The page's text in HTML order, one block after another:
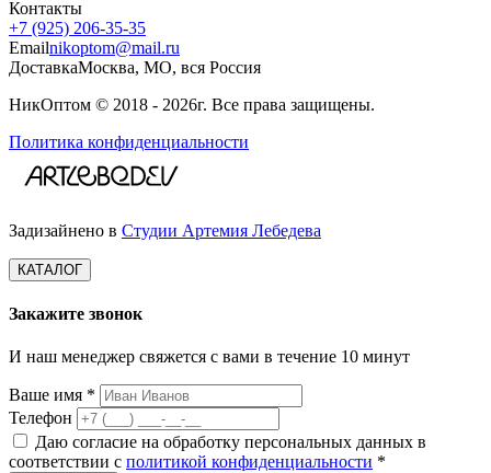
Контакты
+7 (925) 206‑35‑35
Emailnikoptom@mail.ru
ДоставкаМосква, МО, вся Россия
НикОптом © 2018 - 2026г. Все права защищены.
Политика конфиденциальности
Задизайнено в Студии Артемия Лебедева
КАТАЛОГ
Закажите звонок
И наш менеджер свяжется с вами в течение 10 минут
Ваше имя *
Телефон
Даю согласие на обработку персональных данных в
соответствии с политикой конфиденциальности *